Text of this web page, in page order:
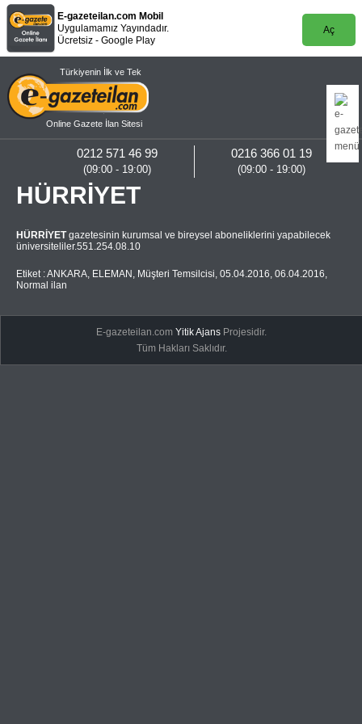
E-gazeteilan.com Mobil
Uygulamamız Yayındadır.
Ücretsiz - Google Play
Aç
Türkiyenin İlk ve Tek
Online Gazete İlan Sitesi
0216 366 01 19
(09:00 - 19:00)
0212 571 46 99
(09:00 - 19:00)
HÜRRİYET
HÜRRİYETgazetesinin kurumsal ve bireysel aboneliklerini yapabilecek
üniversiteliler.551.254.08.10
Etiket :ANKARA, ELEMAN , Müşteri Temsilcisi, 05.04.2016, 06.04.2016,
Normal ilan
E-gazeteilan.comYitik Ajans Projesidir.
Tüm Hakları Saklıdır.